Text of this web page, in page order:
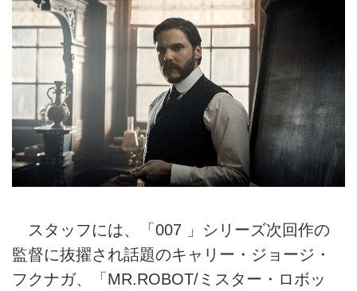
スタッフには、「007 」シリーズ次回作の
監督に抜擢され話題のキャリー・ジョージ・
フクナガ、「MR.ROBOT/ミスター・ロボッ